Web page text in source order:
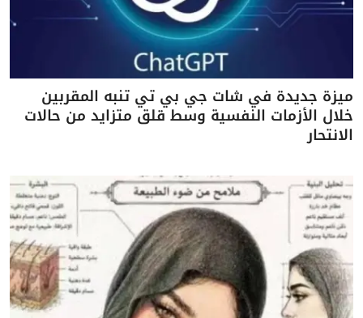
ميزة جديدة في شات جي بي تي تنبه المقربين
خلال الأزمات النفسية وسط قلق متزايد من حالات
الانتحار